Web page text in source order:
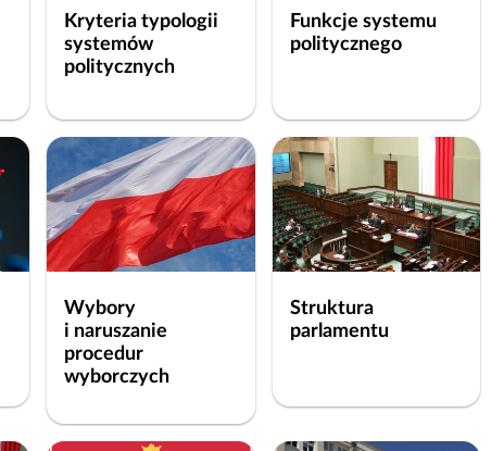
u
s
e
ś
c
i
o
ą
t
ó
r
Kryteria typologii
systemów
politycznych
Funkcje systemu
politycznego
Wybory
i naruszanie
procedur
wyborczych
Struktura
parlamentu